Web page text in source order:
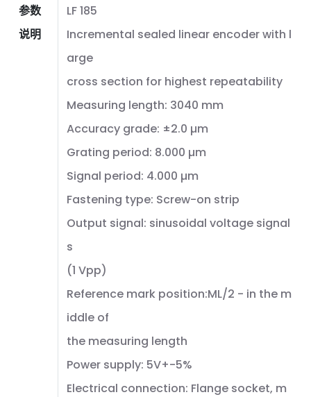
参数
说明
LF 185
Incremental sealed linear encoder with l
arge
cross section for highest repeatability
Measuring length: 3040 mm
Accuracy grade: ±2.0 µm
Grating period: 8.000 µm
Signal period: 4.000 µm
Fastening type: Screw-on strip
Output signal: sinusoidal voltage signal
s
(1 Vpp)
Reference mark position:ML/2 - in the m
iddle of
the measuring length
Power supply: 5V+-5%
Electrical connection: Flange socket, m